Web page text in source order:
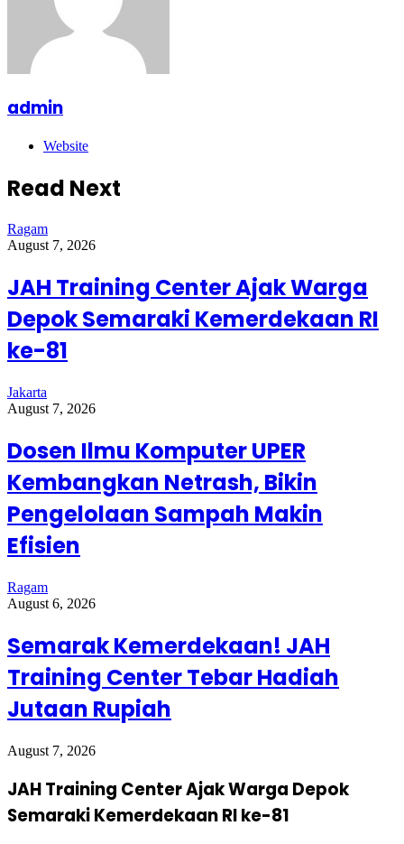
admin
Website
Read Next
Ragam
August 7, 2026
JAH Training Center Ajak Warga
Depok Semaraki Kemerdekaan RI
ke-81
Jakarta
August 7, 2026
Dosen Ilmu Komputer UPER
Kembangkan Netrash, Bikin
Pengelolaan Sampah Makin
Efisien
Ragam
August 6, 2026
Semarak Kemerdekaan! JAH
Training Center Tebar Hadiah
Jutaan Rupiah
August 7, 2026
JAH Training Center Ajak Warga Depok
Semaraki Kemerdekaan RI ke-81